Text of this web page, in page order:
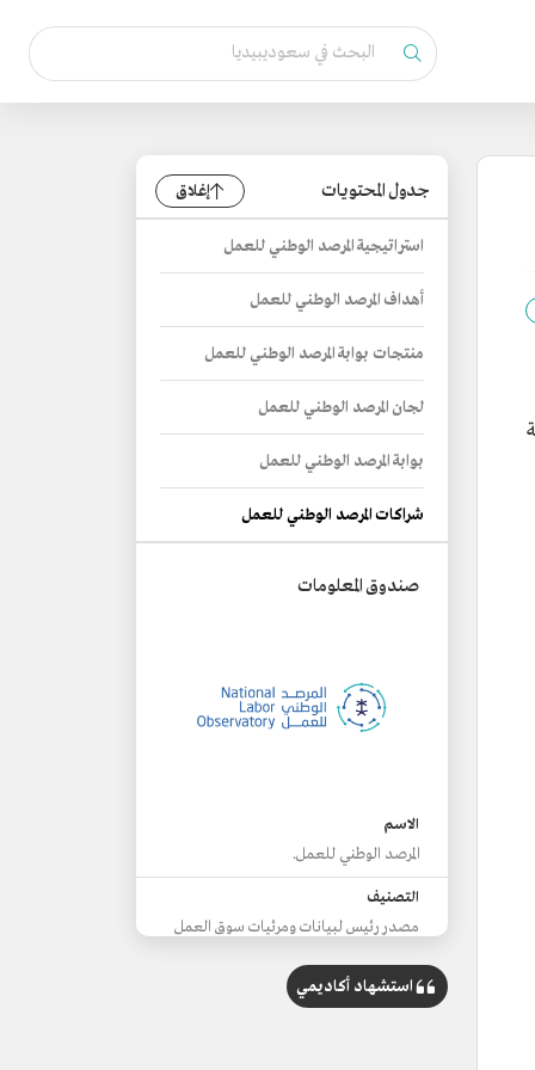
جدول المحتويات إغلاق
استراتيجية المرصد الوطني للعمل
أهداف المرصد الوطني للعمل
منتجات بوابة المرصد الوطني للعمل
لجان المرصد الوطني للعمل
بوابة المرصد الوطني للعمل
شراكات المرصد الوطني للعمل
صندوق المعلومات
الاسم
المرصد الوطني للعمل.
التصنيف
مصدر رئيس لبيانات ومرئيات سوق العمل
الجهة المسؤولة
استشهاد أكاديمي